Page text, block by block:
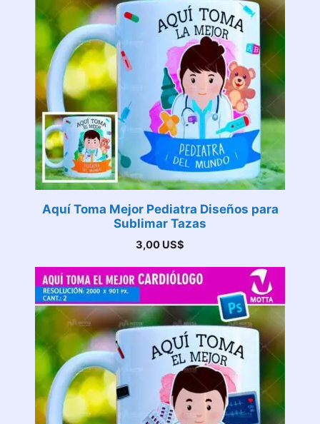
Aquí Toma Mejor Pediatra Diseños para
Sublimar Tazas
3,00 US$